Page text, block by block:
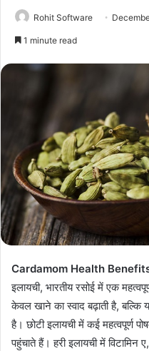
Rohit Software
1 minute read
Cardamom Health
इलायची, भारतीय रसोई में एक
केवल खाने का स्वाद बढ़ाती है, बल्कि
है। छोटी इलायची में कई महत्वपूर्ण
पहुंचाते हैं। हरी इलायची में